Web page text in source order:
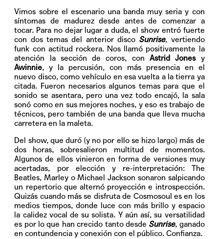
Vimos sobre el escenario una banda muy seria y con
síntomas de madurez desde antes de comenzar a
tocar. Para no dejar lugar a duda, el show entró fuerte
con dos temas del anterior disco Sunrise, vertiendo
funk con actitud rockera. Nos llamó positivamente la
atención la sección de coros, conAstrid Jonesy
Awinnie, y la percusión, con más presencia en el
nuevo disco, como vehículo en esa vuelta a la tierra ya
citada. Fueron necesarios algunos temas para que el
sonido se asentara, pero una vez todo encajó, la sala
sonó como en sus mejores noches, y eso es trabajo de
técnicos, pero también de una banda que lleva mucha
carretera en la maleta.
Del show, que duró (y no por ello se hizo largo) más de
dos horas, sobresalieron multitud de momentos.
Algunos de ellos vinieron en forma de versiones muy
acertadas, por elección y re-interpretación: The
Beatles, Marley o Michael Jackson sonaron salpicando
un repertorio que alternó proyección e introspección.
Quizás cuando más se disfruta de Cosmosoul es en los
medios tiempos, donde luce con más brillo y espacio
la calidez vocal de su solista. Y aún así, su versatilidad
es por lo que han crecido tanto desde Sunrise, ganado
en contundencia y conexión con el público. Confianza.